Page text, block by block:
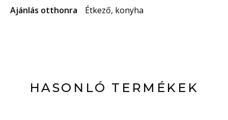
Ajánlás otthonra
Étkező, konyha
HASONLÓ TERMÉKEK